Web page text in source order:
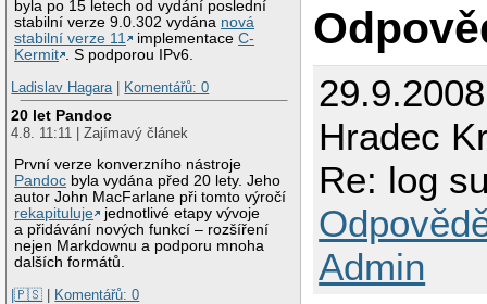
byla po 15 letech od vydání poslední
stabilní verze 9.0.302 vydána nová
stabilní verze 11
implementaceC-
Kermit . S podporou IPv6.
Ladislav Hagara | Komentářů: 0
20 let Pandoc
4.8. 11:11 | Zajímavý článek
První verze konverzního nástroje
Pandoc byla vydána před 20 lety. Jeho
autor John MacFarlane při tomto výročí
rekapituluje
jednotlivé etapy vývoje
a přidávání nových funkcí – rozšíření
nejen Markdownu a podporu mnoha
dalších formátů.
|🇵🇸 | Komentářů: 0
Hradec
Re: log
Admin